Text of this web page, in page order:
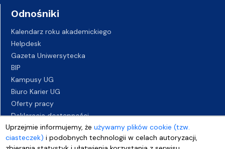
Uprzejmie informujemy, żeużywamy plików cookie (tzw.
ciasteczek) i podobnych technologii w celach autoryzacji,
Odnośniki
Kalendarz roku akademickiego
Helpdesk
Gazeta Uniwersytecka
BIP
Kampusy UG
Biuro Karier UG
Oferty pracy
Deklaracja dostępności